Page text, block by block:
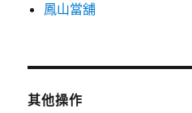
鳳山當舖
其他操作